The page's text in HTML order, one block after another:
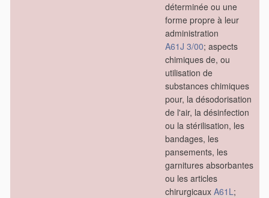
déterminée ou une
forme propre à leur
administration
A61J 3/00; aspects
chimiques de, ou
utilisation de
substances chimiques
pour, la désodorisation
de l'air, la désinfection
ou la stérilisation, les
bandages, les
pansements, les
garnitures absorbantes
ou les articles
chirurgicaux A61L;